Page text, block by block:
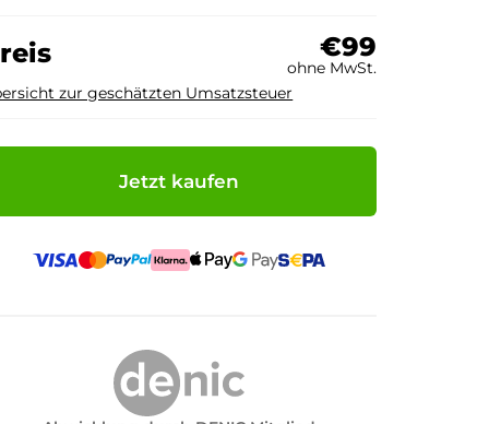
€99
ohne MwSt.
zur geschätzten Umsatzsteuer
Jetzt kaufen